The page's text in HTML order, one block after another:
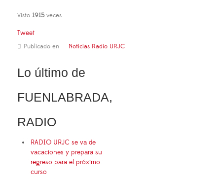
Visto 1915veces
Tweet
Publicado en Noticias Radio URJC
Lo último de
FUENLABRADA,
RADIO
RADIO URJC se va de
vacaciones y prepara su
regreso para el próximo
curso